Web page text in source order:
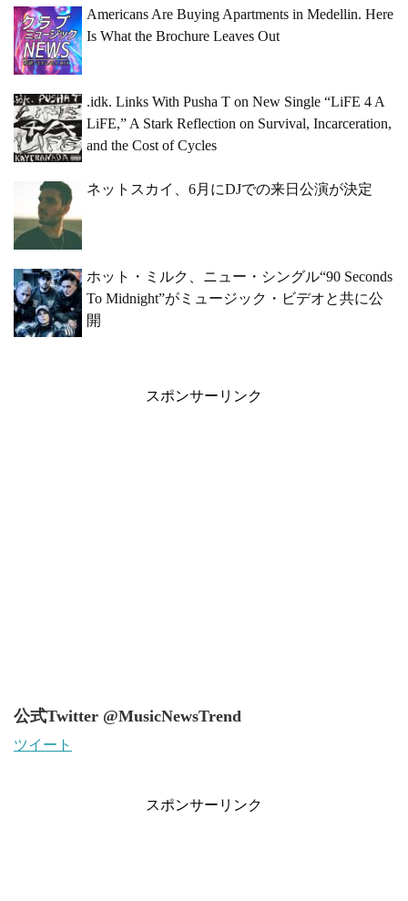
Americans Are Buying Apartments in Medellin. Here
Is What the Brochure Leaves Out
.idk. Links With Pusha T on New Single “LiFE 4 A
LiFE,” A Stark Reflection on Survival, Incarceration,
and the Cost of Cycles
ネットスカイ、6月にDJでの来日公演が決定
ホット・ミルク、ニュー・シングル“90 Seconds
To Midnight”がミュージック・ビデオと共に公
開
スポンサーリンク
公式Twitter @MusicNewsTrend
ツイート
スポンサーリンク